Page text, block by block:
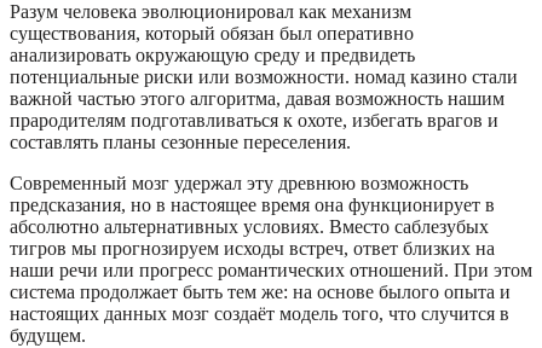
Разум человека эволюционировал как механизм
существования, который обязан был оперативно
анализировать окружающую среду и предвидеть
потенциальные риски или возможности. номад казино стали
важной частью этого алгоритма, давая возможность нашим
прародителям подготавливаться к охоте, избегать врагов и
составлять планы сезонные переселения.
Современный мозг удержал эту древнюю возможность
предсказания, но в настоящее время она функционирует в
абсолютно альтернативных условиях. Вместо саблезубых
тигров мы прогнозируем исходы встреч, ответ близких на
наши речи или прогресс романтических отношений. При этом
система продолжает быть тем же: на основе былого опыта и
настоящих данных мозг создаёт модель того, что случится в
будущем.